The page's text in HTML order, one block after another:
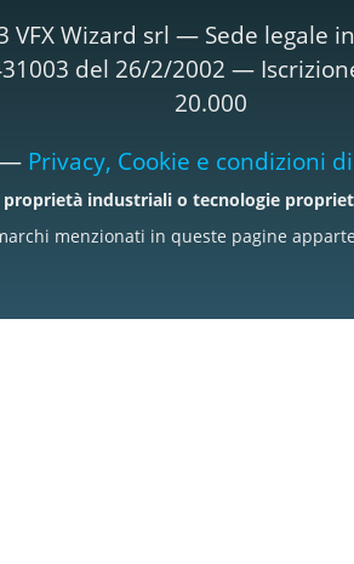
VFX Wizard srl — Sede legale
del 26/2/2002 —
20.000
— Privacy, Cookie e condizioni
industriali o tecnologie
menzionati in queste pagine